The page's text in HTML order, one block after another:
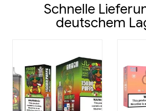
Schnelle
deutschem